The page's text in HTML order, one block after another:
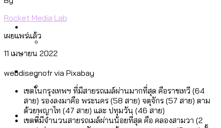
สำรวจร่างงบปี 70 ของ กทม. สำนักการ
โดยเขตจตุจักรสูงสุด
เมื่อแยกท่องเที่ยวออกจากกีฬา กระทรวง
ใหม่จะมีงบฯ ประมาณเท่าไร
Environment
จากไฟฟ้าลัดวงจร เขตจตุจักรเกิดไฟฟ้า
ลัดวงจรมากที่สุด
Culture
โลกใบเดียว สิทธิไม่เท่ากัน: กฎหมายการ
รับรองเพศของ Transgender ทั่วโลก
Economy
Rocket Media Lab
เผยแพร่แล้ว
11 เมษายน 2022
webdisegnofr via Pixabay
เขตในกรุงเทพฯ ที่มีสายรถเมล์ผ่านมากที่สุด คือราชเทวี (64
สาย) รองลงมาคือ พระนคร (58 สาย) จตุจักร (57 สาย) ตาม
ด้วยพญาไท (47 สาย) และ ปทุมวัน (46 สาย)
เขตที่มีจำนวนสายรถเมล์ผ่านน้อยที่สุด คือ คลองสามวา (2